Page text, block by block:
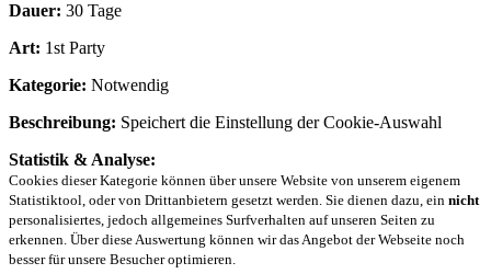
Dauer: 30 Tage
Art: 1st Party
Kategorie: Notwendig
Beschreibung: Speichert die Einstellung der Cookie-Auswahl
Statistik & Analyse:
Cookies dieser Kategorie können über unsere Website von unserem eigenem
Statistiktool, oder von Drittanbietern gesetzt werden. Sie dienen dazu, ein nicht
personalisiertes, jedoch allgemeines Surfverhalten auf unseren Seiten zu
erkennen. Über diese Auswertung können wir das Angebot der Webseite noch
besser für unsere Besucher optimieren.